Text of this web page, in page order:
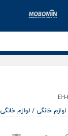
لوازم خانگی / لوازم خانگی ۳